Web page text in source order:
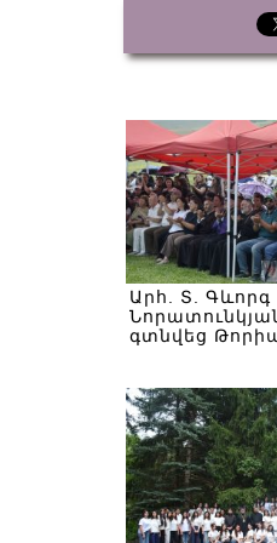
Արհ. Տ. Գևորգ
գտնվեց